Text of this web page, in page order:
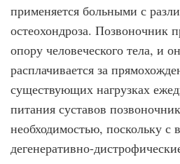
применяется больными с
остеохондроза. Позвоночник
опору человеческого тела, и
расплачивается за
существующих нагрузках
питания суставов
необходимостью, поскольку с
дегенеративно-